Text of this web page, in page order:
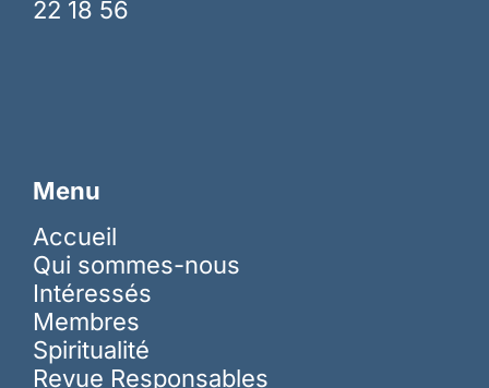
22 18 56
Menu
Accueil
Qui sommes-nous
Intéressés
Membres
Spiritualité
Revue Responsables